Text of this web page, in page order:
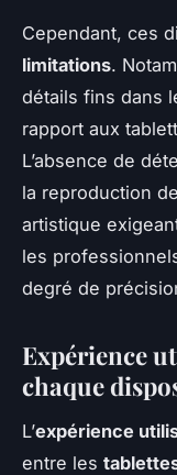
Cependant, ces
limitations.
détails fins dans
rapport aux
L’absence de
la reproduction
artistique
les
degré de
Expérience
chaque
L’expérience
entre les